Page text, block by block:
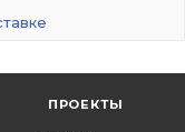
ПРОЕКТЫ